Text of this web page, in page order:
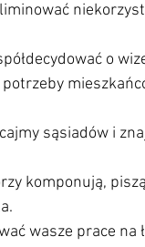
o
sąsiadów i
komponują,
wasze prace na